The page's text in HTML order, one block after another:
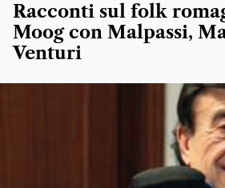
Racconti sul folk
Moog con Malpassi,
Venturi